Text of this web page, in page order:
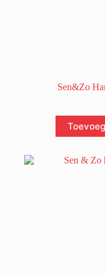
Sen&Zo